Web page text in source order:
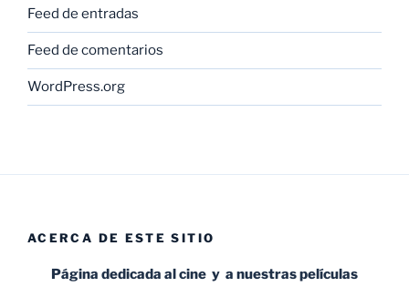
Feed de entradas
Feed de comentarios
WordPress.org
ACERCA DE ESTE SITIO
Página dedicada al cine y a nuestras películas